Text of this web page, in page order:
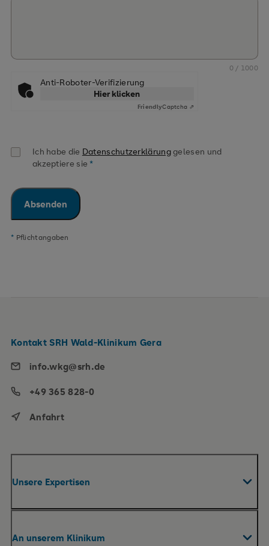
0 / 1000
Anti-Roboter-Verifizierung
Hier klicken
FriendlyCaptcha ⇗
Ich habe die Datenschutzerklärunggelesen und
akzeptiere sie
* Pflichtangaben
Unsere Expertisen
Roboterassistierte Chirurgie
An unserem Klinikum
Kontakt SRH Wald-Klinikum Gera
info.wkg@srh.de
+49 365 828-0
Anfahrt